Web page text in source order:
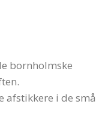
bornholmske
afstikkere i de små